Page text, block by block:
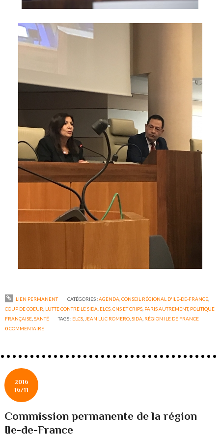
LIEN PERMANENT CATÉGORIES :AGENDA CONSEIL RÉGIONAL D'ILE-DE-FRANCE,
COUP DE COEUR LUTTE CONTRE LE SIDA, ELCS, CNS ET CRIPS PARIS AUTREMENT, POLITIQUE
FRANÇAISE ,SANTÉ TAGS : ELCS JEAN LUC ROMERO ,SIDA RÉGION ILE DE FRANCE
0COMMENTAIRE
2016
16/11
Commission permanente de la région
Ile-de-France